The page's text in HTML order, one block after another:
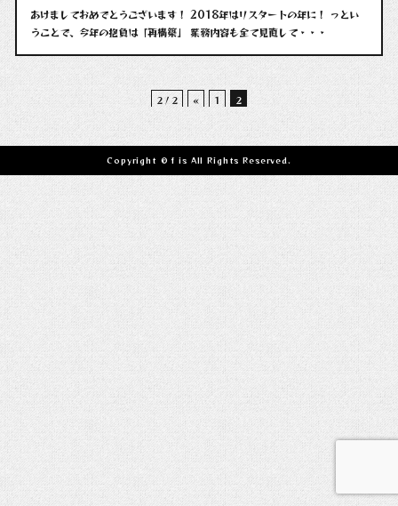
あけましておめでとうございます！ 2018年はリスタートの年に！ っとい
うことで、今年の抱負は「再構築」 業務内容も全て見直して・・・
2 / 2 « 1 2
Copyright © f is All Rights Reserved.